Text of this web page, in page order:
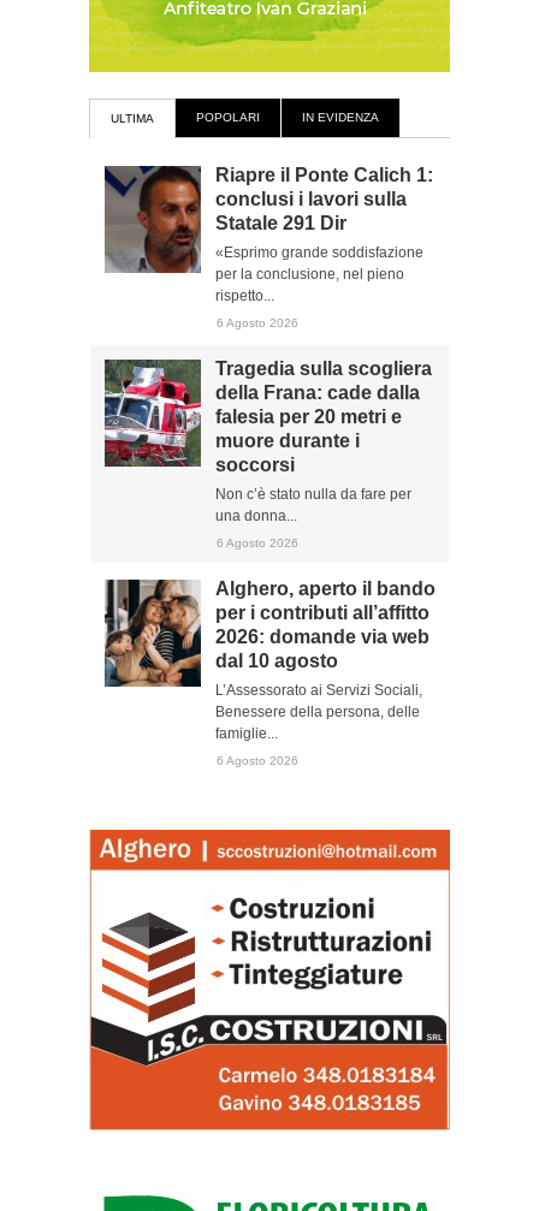
ULTIMA POPOLARI IN EVIDENZA
Riapre il Ponte Calich 1:
conclusi i lavori sulla
Statale 291 Dir
«Esprimo grande soddisfazione
per la conclusione, nel pieno
rispetto...
6 Agosto 2026
Tragedia sulla scogliera
della Frana: cade dalla
falesia per 20 metri e
muore durante i
soccorsi
Non c’è stato nulla da fare per
una donna...
6 Agosto 2026
Alghero, aperto il bando
per i contributi all’affitto
2026: domande via web
dal 10 agosto
L’Assessorato ai Servizi Sociali,
Benessere della persona, delle
famiglie...
6 Agosto 2026